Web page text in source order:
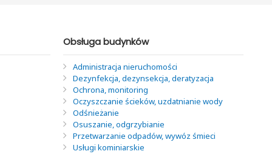
Obsługa budynków
Administracja nieruchomości
Dezynfekcja, dezynsekcja, deratyzacja
Ochrona, monitoring
Oczyszczanie ścieków, uzdatnianie wody
Odśnieżanie
Osuszanie, odgrzybianie
Przetwarzanie odpadów, wywóz śmieci
Usługi kominiarskie